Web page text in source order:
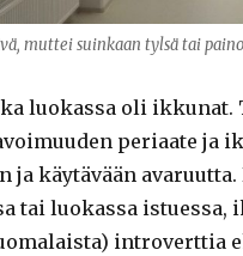
muttei suinkaan tylsä tai
luokassa oli ikkunat.
periaate ja
ja käytävään avaruutta.
tai luokassa istuessa,
introverttia